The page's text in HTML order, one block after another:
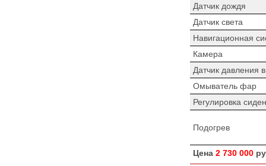
Датчик дождя
Датчик света
Навигационная
Камера
Датчик давления
Омыватель фар
Регулировка
Подогрев
Цена 2 730 000